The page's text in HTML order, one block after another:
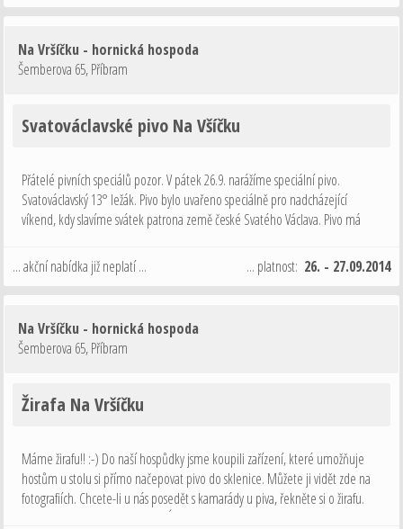
Na Vršíčku - hornická hospoda
Šemberova 65,Příbram
Svatováclavské pivo Na Všíčku
Přátelé pivních speciálů pozor. V pátek 26.9. narážíme speciální pivo.
Svatováclavský 13° ležák. Pivo bylo uvařeno speciálně pro nadcházející
víkend, kdy slavíme svátek patrona země české Svatého Václava. Pivo má
…
... akční nabídka již neplatí ... ... platnost: 26. - 27.09.2014
Na Vršíčku - hornická hospoda
Šemberova 65,Příbram
Žirafa Na Vršíčku
Máme žirafu!! :-) Do naší hospůdky jsme koupili zařízení, které umožňuje
hostům u stolu si přímo načepovat pivo do sklenice. Můžete ji vidět zde na
fotografiích. Chcete-li u nás posedět s kamarády u piva, řekněte si o žirafu.
Zdá se, že jsme v Příbrami PRVNÍ !!